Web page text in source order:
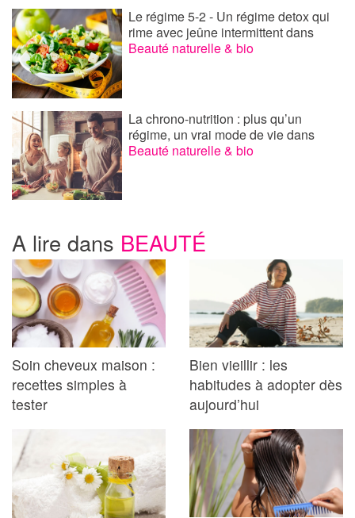
Le régime 5-2 - Un régime detox qui
rime avec jeûne intermittentdans
Beauté naturelle & bio
La chrono-nutrition : plus qu’un
régime, un vrai mode de viedans
Beauté naturelle & bio
A lire dans BEAUTÉ
Soin cheveux maison :
recettes simples à
tester
Bien vieillir : les
habitudes à adopter dès
aujourd’hui